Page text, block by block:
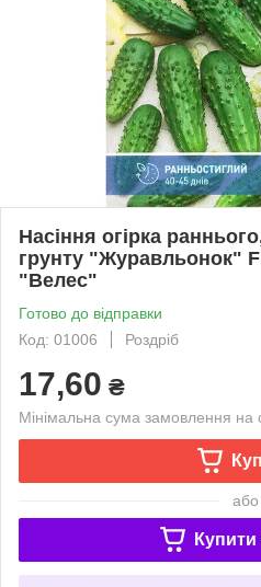
Насіння огірка
грунту "Журавльонок"
"Велес"
Готово до відправки
Код: 01006
Роздріб
17,60 ₴
Мінімальна сума замовлення на
або
Купити